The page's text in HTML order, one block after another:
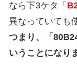
なら下3ケタ「
異なっていても
つまり、「
いうことになり